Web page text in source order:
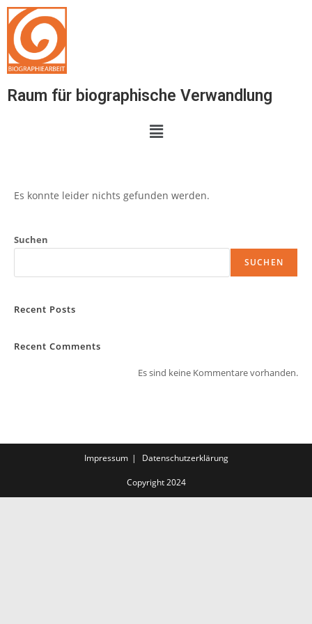
Raum für biographische Verwandlung
Es konnte leider nichts gefunden werden.
Suchen
SUCHEN
Recent Posts
Recent Comments
Es sind keine Kommentare vorhanden.
Impressum Datenschutzerklärung
Copyright 2024